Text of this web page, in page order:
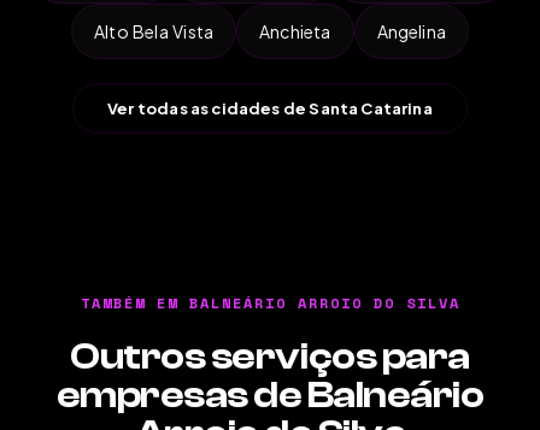
Alto Bela Vista Anchieta Angelina
Ver todas as cidades de Santa Catarina
TAMBÉM EM BALNEÁRIO ARROIO DO SILVA
Outros serviços para
empresas de Balneário